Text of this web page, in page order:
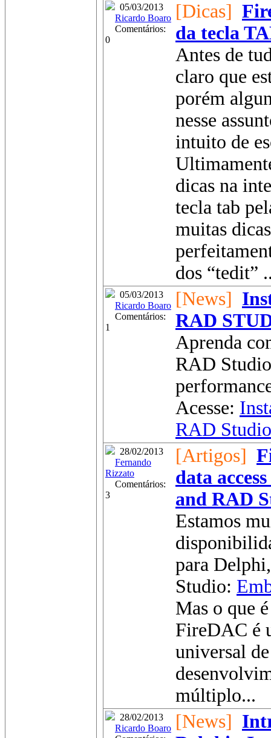
05/03/2013
Ricardo Boaro
Comentários:
0
[Dicas]
da tecla
Antes de
claro que
porém
nesse
intuito de
dicas na
tecla tab
muitas
dos “tedit”
05/03/2013
Ricardo Boaro
Comentários:
1
[News]
RAD
Aprenda
RAD
Acesse:
RAD
28/02/2013
Fernando
Rizzato
Comentários:
3
[Artigos]
data
and RAD
Estamos
para
Studio:
Mas o que
FireDAC é
universal
múltiplo...
28/02/2013
Ricardo Boaro [News]